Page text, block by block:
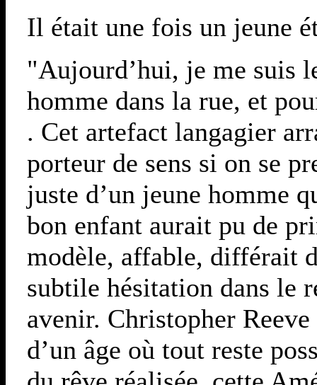
Il était une fois un jeune
"Aujourd’hui, je me suis
homme dans la rue, et
. Cet artefact langagier
porteur de sens si on se
juste d’un jeune homme
bon enfant aurait pu de
modèle, affable, différait
subtile hésitation dans le
avenir. Christopher
d’un âge où tout reste